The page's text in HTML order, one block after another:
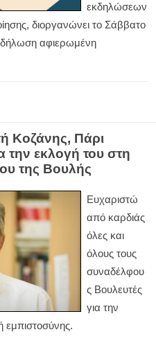
εκδηλώσεων
διοργανώνει το Σάββατο
αφιερωμένη
Κοζάνης, Πάρι
την εκλογή του στη
της Βουλής
Ευχαριστώ
από καρδιάς
όλες και
όλους τους
συναδέλφου
ς Βουλευτές
για την
εμπιστοσύνης.